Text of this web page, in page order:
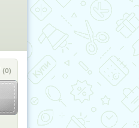
(0)